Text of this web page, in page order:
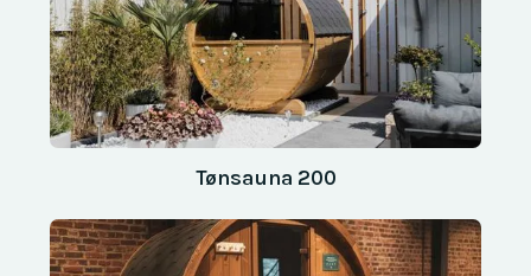
Tønsauna 200